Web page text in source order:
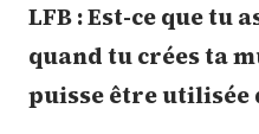
LFB : Est-ce que tu
quand tu crées ta
puisse être utilisée